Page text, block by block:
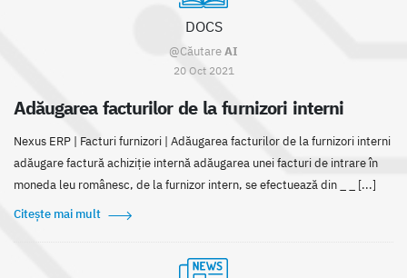
DOCS
@CăutareAI
20 Oct 2021
Adăugarea facturilor de la furnizori interni
Nexus ERP | Facturi furnizori | Adăugarea facturilor de la furnizori interni
adăugare factură achiziție internă adăugarea unei facturi de intrare în
moneda leu românesc, de la furnizor intern, se efectuează din _ _ [...]
Citește mai mult